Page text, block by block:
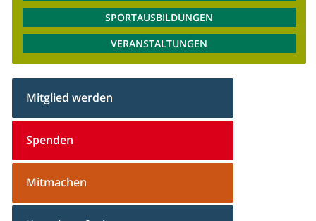
SPORTAUSBILDUNGEN
VERANSTALTUNGEN
Mitglied werden
Spenden
Mitmachen